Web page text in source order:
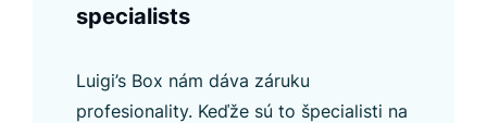
specialists
Luigi’s Box nám dáva záruku
profesionality. Keďže sú to špecialisti na